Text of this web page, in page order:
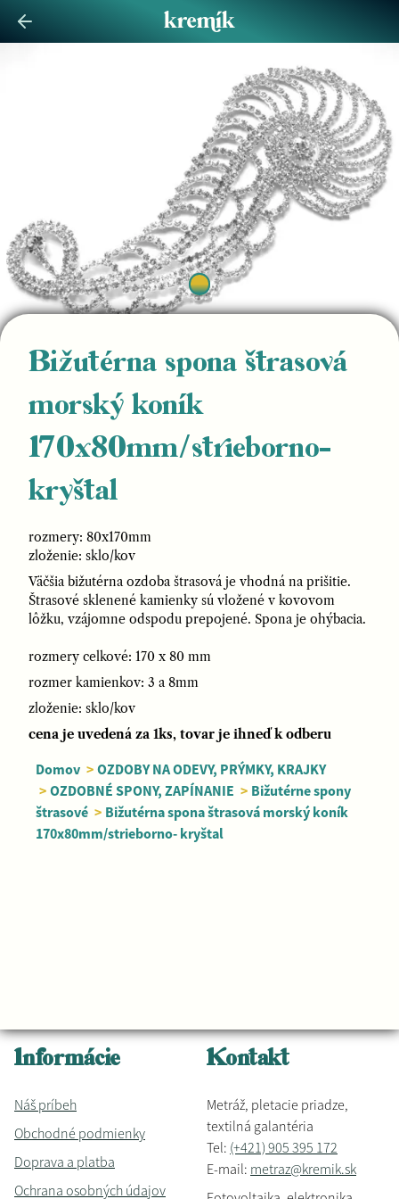
Bižutérna spona štrasová
morský koník
170x80mm/strieborno-
kryštal
rozmery: 80x170mm
zloženie: sklo/kov
Väčšia bižutérna ozdoba štrasová je vhodná na prišitie.
Štrasové sklenené kamienky sú vložené v kovovom
lôžku, vzájomne odspodu prepojené. Spona je ohýbacia.
rozmery celkové: 170 x 80 mm
rozmer kamienkov: 3 a 8mm
zloženie: sklo/kov
cena je uvedená za 1ks, tovar je ihneď k odberu
Domov > OZDOBY NA ODEVY, PRÝMKY, KRAJKY
> OZDOBNÉ SPONY, ZAPÍNANIE > Bižutérne spony
štrasové > Bižutérna spona štrasová morský koník
170x80mm/strieborno- kryštal
Informácie
Náš príbeh
Obchodné podmienky
Doprava a platba
Ochrana osobných údajov
Kontakt
Metráž, pletacie priadze,
textilná galantéria
Tel: (+421) 905 395 172
E-mail: metraz@kremik.sk